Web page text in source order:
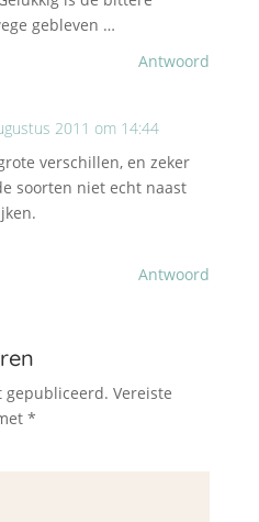
gebleven …
Antwoord
2011 om 14:44
verschillen, en zeker
soorten niet echt naast
Antwoord
gepubliceerd. Vereiste
*